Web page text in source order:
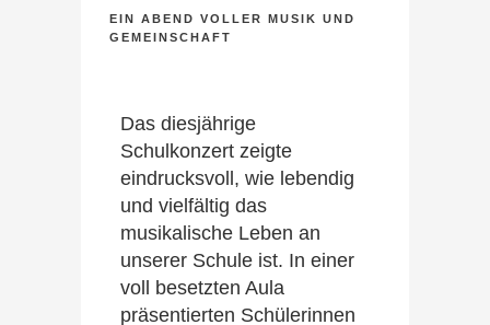
EIN ABEND VOLLER MUSIK UND
GEMEINSCHAFT
Das diesjährige
Schulkonzert zeigte
eindrucksvoll, wie lebendig
und vielfältig das
musikalische Leben an
unserer Schule ist. In einer
voll besetzten Aula
präsentierten Schülerinnen